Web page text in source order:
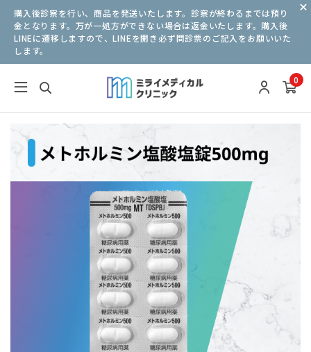
購入後診察を行い、商品を発送いたします。診察が終わるまでは預り
金となります。万が一処方ができない場合は返金いたします。購入後
LINEに遷移しますので、LINEを開き必ず問診票のご記入をお願いいた
します。
0